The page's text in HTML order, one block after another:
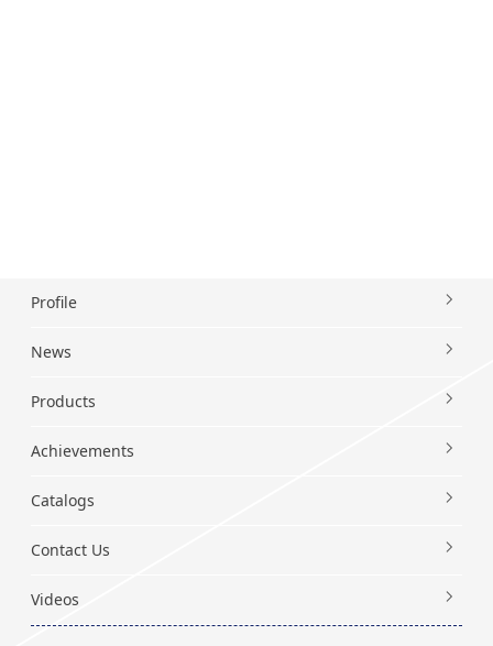
Profile
News
Products
Achievements
Catalogs
Contact Us
Videos